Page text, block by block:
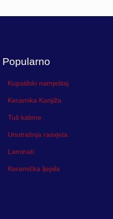
through
Popularno
Kupatilski namještaj
Keramika Kanjiža
Tuš kabine
Unutrašnja rasvjeta
Laminati
Keramička ljepila